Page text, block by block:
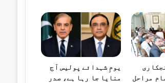
مراحل
یومِ شہدائے پولیس آج
منایا جا رہا ہے، صدر